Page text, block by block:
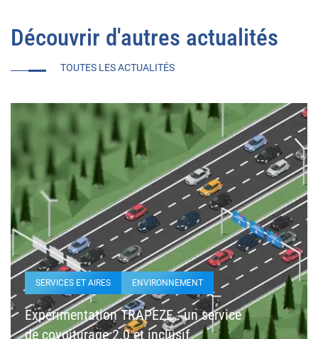
Découvrir d'autres actualités
TOUTES LES ACTUALITÉS
SERVICES ET AIRES ENVIRONNEMENT
Expérimentation TRAPEZE : un service
de covoiturage 2.0 et inclusif